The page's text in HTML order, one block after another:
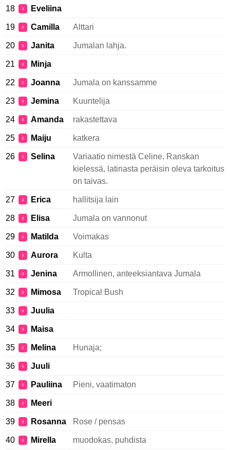
18 ♀ Eveliina
19 ♀ Camilla Alttari
20 ♀ Janita Jumalan lahja.
21 ♀ Minja
22 ♀ Joanna Jumala on kanssamme
23 ♀ Jemina Kuuntelija
24 ♀ Amanda rakastettava
25 ♀ Maiju katkera
26 ♀ Selina
Variaatio nimestä Celine. Ranskan
kielessä, latinasta peräisin oleva tarkoitus
on taivas.
27 ♀ Erica hallitsija lain
28 ♀ Elisa Jumala on vannonut
29 ♀ Matilda Voimakas
30 ♀ Aurora Kulta
31 ♀ Jenina Armollinen, anteeksiantava Jumala
32 ♀ Mimosa Tropical Bush
33 ♀ Juulia
34 ♀ Maisa
35 ♀ Melina Hunaja;
36 ♀ Juuli
37 ♀ Pauliina Pieni, vaatimaton
38 ♀ Meeri
39 ♀ Rosanna Rose / pensas
40 ♀ Mirella muodokas, puhdista